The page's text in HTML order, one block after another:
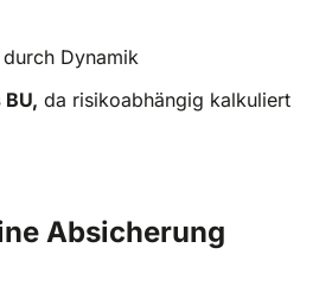
durch Dynamik
da risikoabhängig kalkuliert
Absicherung